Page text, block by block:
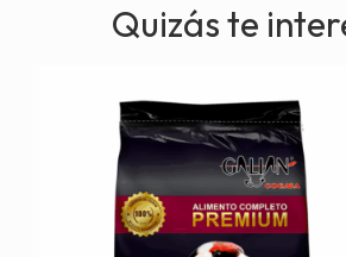
Quizás te